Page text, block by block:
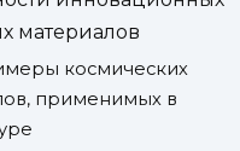
материалов
космических
применимых в